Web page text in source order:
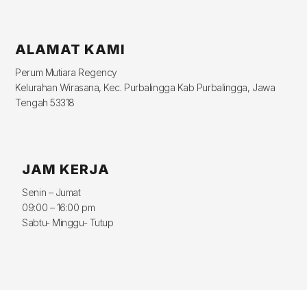
ALAMAT KAMI
Perum Mutiara Regency
Kelurahan Wirasana, Kec. Purbalingga Kab Purbalingga, Jawa
Tengah 53318
JAM KERJA
Senin – Jumat
09:00 – 16:00 pm
Sabtu- Minggu- Tutup